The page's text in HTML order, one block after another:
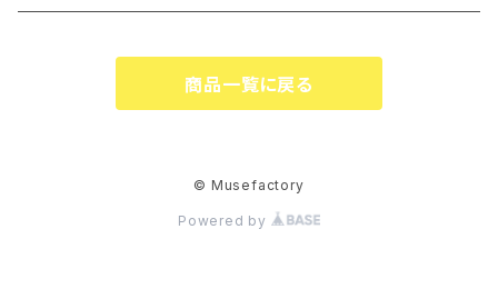
商品一覧に戻る
© Musefactory
Powered by